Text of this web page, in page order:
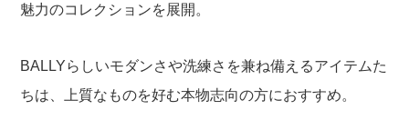
魅力のコレクションを展開。
BALLYらしいモダンさや洗練さを兼ね備えるアイテムた
ちは、上質なものを好む本物志向の方におすすめ。